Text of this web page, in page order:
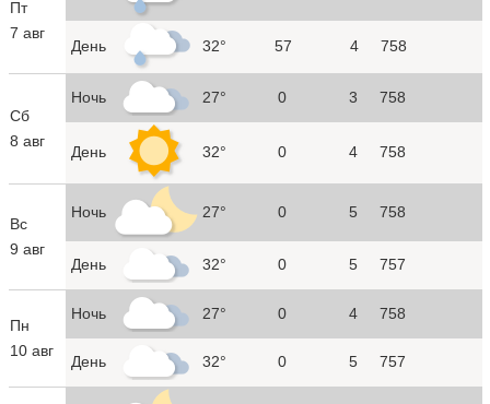
Пт
7 авг
День 32° 57 4 758
Сб
8 авг
Ночь 27° 0 3 758
День 32° 0 4 758
Вс
9 авг
Ночь 27° 0 5 758
День 32° 0 5 757
Пн
10 авг
Ночь 27° 0 4 758
День 32° 0 5 757